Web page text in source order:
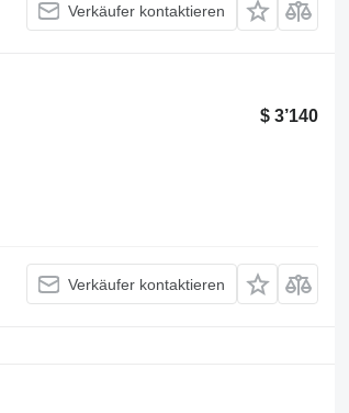
Verkäufer kontaktieren
$ 3’140
Verkäufer kontaktieren